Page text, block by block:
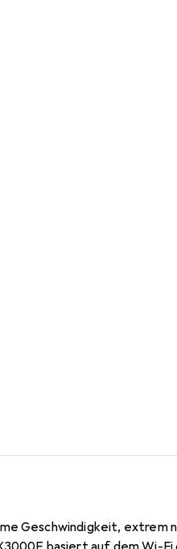
Geschwindigkeit, extrem